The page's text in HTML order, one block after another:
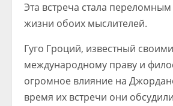
Эта встреча стала
жизни обоих мыслителей.
Гуго Гроций, известный
международному праву и
огромное влияние на
время их встречи они